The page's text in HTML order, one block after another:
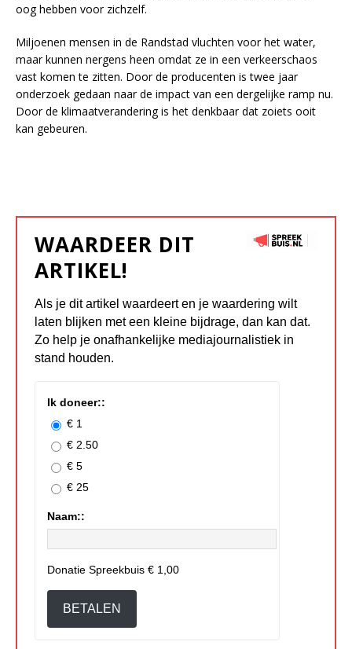
oog hebben voor zichzelf.
Miljoenen mensen in de Randstad vluchten voor het water,
maar kunnen nergens heen omdat ze in een verkeerschaos
vast komen te zitten. Door de producenten is twee jaar
onderzoek gedaan naar de impact van een dergelijke ramp nu.
Door de klimaatverandering is het denkbaar dat zoiets ooit
kan gebeuren.
WAARDEER DIT
ARTIKEL!
Als je dit artikel waardeert en je waardering wilt
laten blijken met een kleine bijdrage, dan kan dat.
Zo help je onafhankelijke mediajournalistiek in
stand houden.
Ik doneer::
€ 1
€ 2.50
€ 5
€ 25
Naam::
Donatie Spreekbuis € 1,00
BETALEN